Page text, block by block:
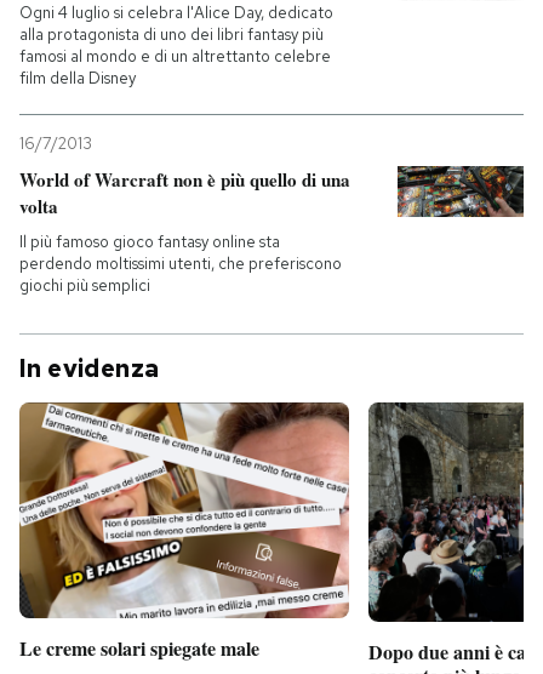
Ogni 4 luglio si celebra l'Alice Day, dedicato
alla protagonista di uno dei libri fantasy più
famosi al mondo e di un altrettanto celebre
film della Disney
16/7/2013
World of Warcraft non è più quello di una
volta
Il più famoso gioco fantasy online sta
perdendo moltissimi utenti, che preferiscono
giochi più semplici
In evidenza
Le creme solari spiegate male
Dopo due anni è